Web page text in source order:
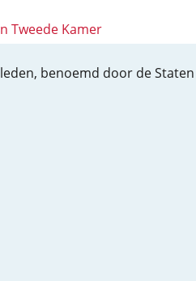
Tweede Kamer
benoemd door de